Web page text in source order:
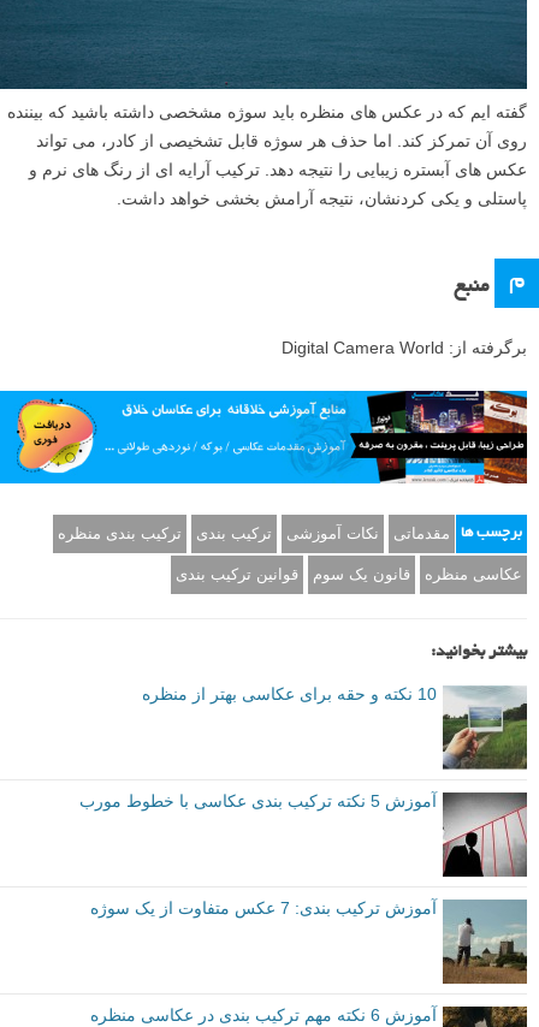
گفته ایم که در عکس های منظره باید سوژه مشخصی داشته باشید که بیننده
روی آن تمرکز کند. اما حذف هر سوژه قابل تشخیصی از کادر، می تواند
عکس های آبستره زیبایی را نتیجه دهد. ترکیب آرایه ای از رنگ های نرم و
پاستلی و یکی کردنشان، نتیجه آرامش بخشی خواهد داشت.
م منبع
برگرفته از: Digital Camera World
برچسب ها مقدماتی نکات آموزشی ترکیب بندی ترکیب بندی منظره
عکاسی منظره قانون یک سوم قوانین ترکیب بندی
بیشتر بخوانید:
10 نکته و حقه برای عکاسی بهتر از منظره
آموزش 5 نکته ترکیب بندی عکاسی با خطوط مورب
آموزش ترکیب بندی: 7 عکس متفاوت از یک سوژه
آموزش 6 نکته مهم ترکیب بندی در عکاسی منظره